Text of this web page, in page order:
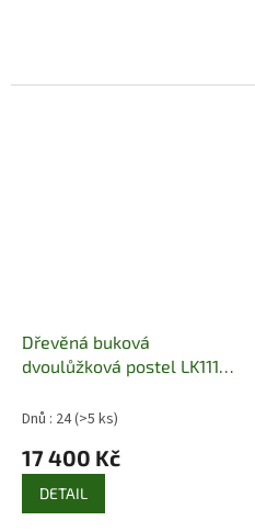
Dřevěná buková
dvoulůžková postel LK111
Dnů : 24(>5 ks)
17 400 Kč
DETAIL